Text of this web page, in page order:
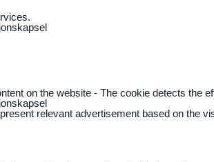
on the website - The cookie detects the
relevant advertisement based on the